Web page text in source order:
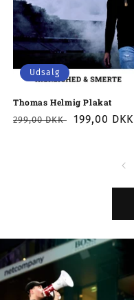
Udsalg
Thomas Helmig Plakat
Normalpris
299,00 DKK Udsalgspris
199,00 DKK